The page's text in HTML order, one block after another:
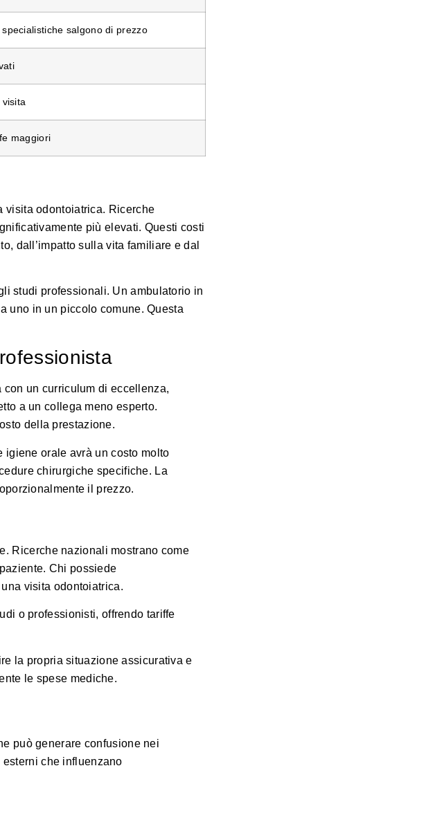
salgono di prezzo
maggiori
visita odontoiatrica. Ricerche
più elevati. Questi costi
dall’impatto sulla vita familiare e dal
studi professionali. Un ambulatorio in
uno in un piccolo comune. Questa
un curriculum di eccellenza,
a un collega meno esperto.
della prestazione.
igiene orale avrà un costo molto
chirurgiche specifiche. La
il prezzo.
Ricerche nazionali mostrano come
Chi possiede
visita odontoiatrica.
o professionisti, offrendo tariffe
la propria situazione assicurativa e
le spese mediche.
può generare confusione nei
che influenzano